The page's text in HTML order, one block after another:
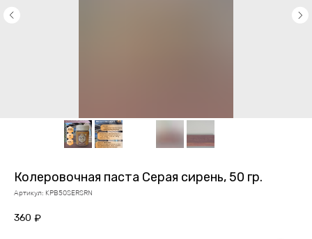
Колеровочная паста Серая сирень, 50 гр.
Артикул: KPB50SERSRN
360 ₽